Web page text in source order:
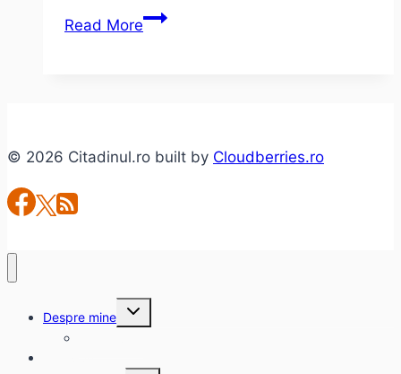
Read MoreFişa
© 2026 Citadinul.ro built by Cloudberries.ro
Despre mine
Toggle
child